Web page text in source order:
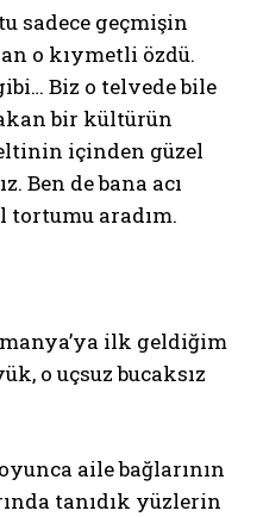
sadece geçmişin
o kıymetli özdü.
Biz o telvede bile
bir kültürün
içinden güzel
Ben de bana acı
tortumu aradım.
ilk geldiğim
o uçsuz bucaksız
aile bağlarının
tanıdık yüzlerin